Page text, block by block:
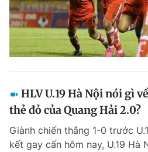
HLV U.19 Hà Nội nói gì
thẻ đỏ của Quang Hải 2.0?
Giành chiến thắng 1-0 trước
kết gay cấn hôm nay, U.19 Hà